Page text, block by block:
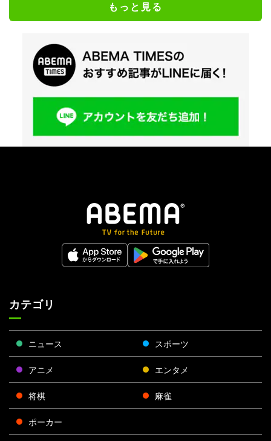
もっと見る
カテゴリ
ニュース スポーツ
アニメ エンタメ
将棋 麻雀
ポーカー